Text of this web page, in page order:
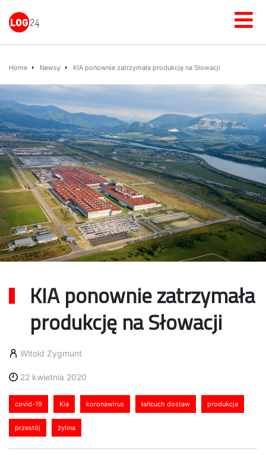
Home Newsy KIA ponownie zatrzymała produkcję na Słowacji
KIA ponownie zatrzymała
produkcję na Słowacji
Witold Zygmunt
22 kwietnia 2020
covid-19 Kia koronawirus łańcuch dostaw produkcja
przestój żylina